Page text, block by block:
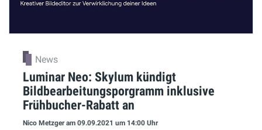
News
Luminar Neo: Skylum kündigt
Bildbearbeitungsporgramm inklusive
Frühbucher-Rabatt an
Nico Metzgeram 09.09.2021 um 14:00 Uhr